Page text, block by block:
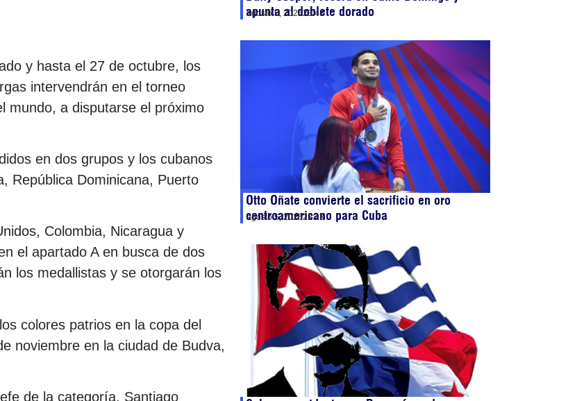
y hasta el 27 de octubre, los
intervendrán en el torneo
mundo, a disputarse el próximo
en dos grupos y los cubanos
República Dominicana, Puerto
Colombia, Nicaragua y
el apartado A en busca de dos
los medallistas y se otorgarán los
colores patrios en la copa del
noviembre en la ciudad de Budva,
de la categoría, Santiago
apunta al doblete dorado
agosto 5, 202623:43
Otto Oñate convierte el sacrificio en oro
centroamericano para Cuba
agosto 5, 202622:43